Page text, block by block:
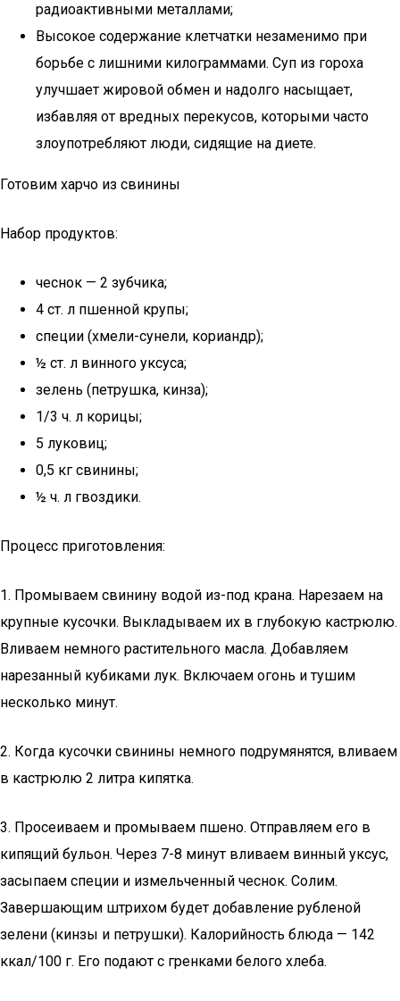
радиоактивными металлами;
Высокое содержание клетчатки незаменимо при
борьбе с лишними килограммами. Суп из гороха
улучшает жировой обмен и надолго насыщает,
избавляя от вредных перекусов, которыми часто
злоупотребляют люди, сидящие на диете.
Готовим харчо из свинины
Набор продуктов:
чеснок — 2 зубчика;
4 ст. л пшенной крупы;
специи (хмели-сунели, кориандр);
½ ст. л винного уксуса;
зелень (петрушка, кинза);
1/3 ч. л корицы;
5 луковиц;
0,5 кг свинины;
½ ч. л гвоздики.
Процесс приготовления:
1. Промываем свинину водой из-под крана. Нарезаем на
крупные кусочки. Выкладываем их в глубокую кастрюлю.
Вливаем немного растительного масла. Добавляем
нарезанный кубиками лук. Включаем огонь и тушим
несколько минут.
2. Когда кусочки свинины немного подрумянятся, вливаем
в кастрюлю 2 литра кипятка.
3. Просеиваем и промываем пшено. Отправляем его в
кипящий бульон. Через 7-8 минут вливаем винный уксус,
засыпаем специи и измельченный чеснок. Солим.
Завершающим штрихом будет добавление рубленой
зелени (кинзы и петрушки). Калорийность блюда — 142
ккал/100 г. Его подают с гренками белого хлеба.